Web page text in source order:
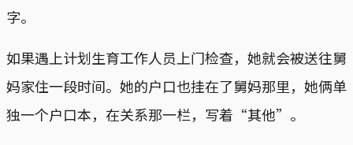
字。
如果遇上计划生育工作人员上门检查，她就会被送往舅
妈家住一段时间。她的户口也挂在了舅妈那里，她俩单
独一个户口本，在关系那一栏，写着“其他”。